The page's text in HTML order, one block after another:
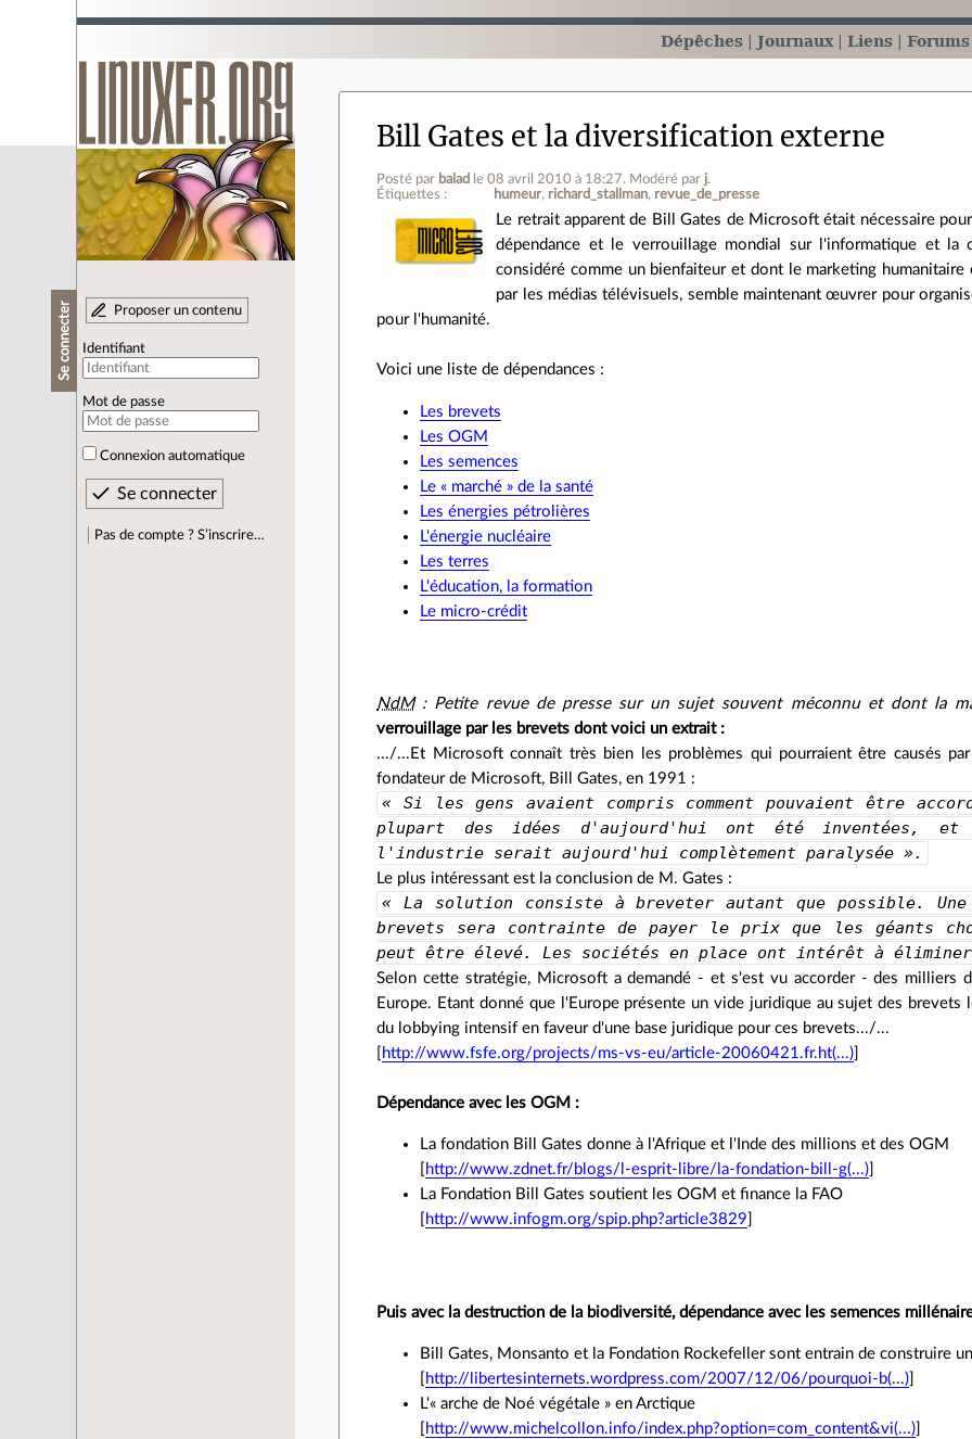
Dépêches Journaux Liens Forums
Se connecter Proposer un contenu
Identifiant
Mot de passe
Connexion automatique
Pas de compte ? S’inscrire…
Bill Gates et la diversification externe
Posté par balad le 08 avril 2010 à 18:27. Modéré par j.
Étiquettes :
humeur richard_stallman revue_de_presse
Le retrait apparent de Bill Gates de Microsoft était nécessaire
dépendance et le verrouillage mondial sur l'informatique et la
considéré comme un bienfaiteur et dont le marketing humanitaire
par les médias télévisuels, semble maintenant œuvrer pour
pour l'humanité.
Voici une liste de dépendances :
Les brevets
Les OGM
Les semences
Le « marché » de la santé
Les énergies pétrolières
L'énergie nucléaire
Les terres
L'éducation, la formation
Le micro-crédit
NdM: Petite revue de presse sur un sujet souvent méconnu et dont la
verrouillage par les brevets dont voici un extrait :
.../...Et Microsoft connaît très bien les problèmes qui pourraient être causés
fondateur de Microsoft, Bill Gates, en 1991 :
« Si les gens avaient compris comment pouvaient être
plupart des idées d'aujourd'hui ont été inventées,
l'industrie serait aujourd'hui complètement paralysée ».
Le plus intéressant est la conclusion de M. Gates :
« La solution consiste à breveter autant que possible.
brevets sera contrainte de payer le prix que les géants
peut être élevé. Les sociétés en place ont intérêt à
Selon cette stratégie, Microsoft a demandé - et s'est vu accorder - des milliers
Europe. Etant donné que l'Europe présente un vide juridique au sujet des brevets
du lobbying intensif en faveur d'une base juridique pour ces brevets.../...
http://www.fsfe.org/projects/ms-vs-eu/article-20060421.fr.ht(...)
Dépendance avec les OGM :
La fondation Bill Gates donne à l'Afrique et l'Inde des millions et des OGM
http://www.zdnet.fr/blogs/l-esprit-libre/la-fondation-bill-g(...)
La Fondation Bill Gates soutient les OGM et finance la FAO
http://www.infogm.org/spip.php?article3829
Puis avec la destruction de la biodiversité, dépendance avec les semences
Bill Gates, Monsanto et la Fondation Rockefeller sont entrain de construire
http://libertesinternets.wordpress.com/2007/12/06/pourquoi-b(...)
L'« arche de Noé végétale » en Arctique
http://www.michelcollon.info/index.php?option=com_content&vi(...)